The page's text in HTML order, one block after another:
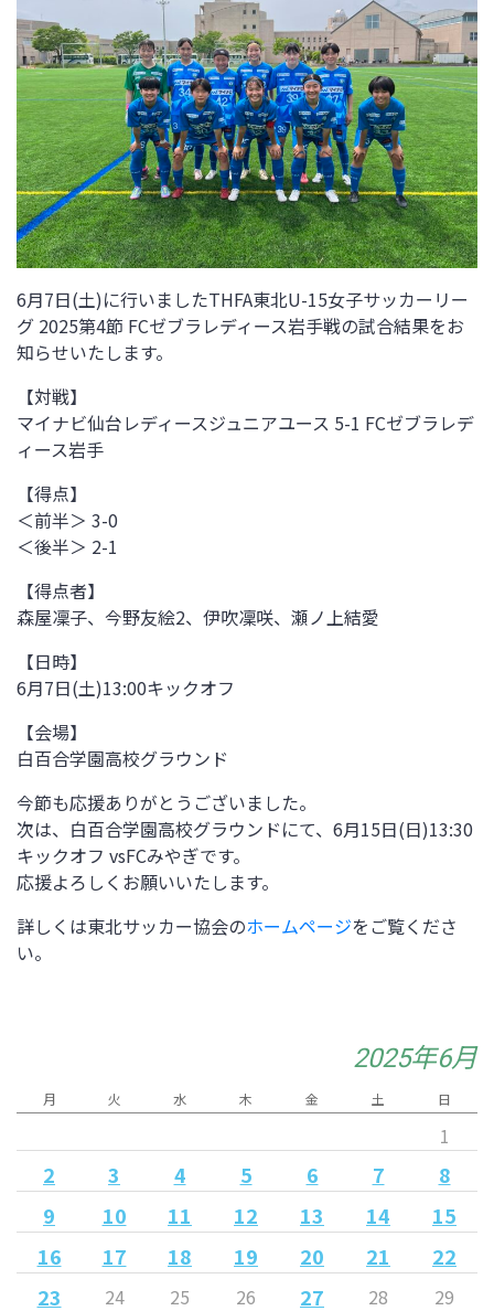
6月7日(土)に行いましたTHFA東北U-15女子サッカーリー
グ 2025第4節 FCゼブラレディース岩手戦の試合結果をお
知らせいたします。
【対戦】
マイナビ仙台レディースジュニアユース 5-1 FCゼブラレデ
ィース岩手
【得点】
＜前半＞ 3-0
＜後半＞ 2-1
【得点者】
森屋凜子、今野友絵2、伊吹凜咲、瀬ノ上結愛
【日時】
6月7日(土)13:00キックオフ
【会場】
白百合学園高校グラウンド
今節も応援ありがとうございました。
次は、 白百合学園高校グラウンドにて、6月15日(日)13:30
キックオフ vsFCみやぎです。
応援よろしくお願いいたします。
詳しくは東北サッカー協会のホームページをご覧くださ
い。
2025年6月
月 火 水 木 金 土 日
1
2 3 4 5 6 7
8
9
10 11 12 13 14
15
16
17 18 19 20 21
22
23
24 25 26 27 28 29